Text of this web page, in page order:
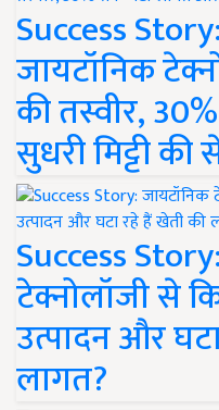
Success
जायटॉनिक
की तस्वीर,
सुधरी मिट्टी की
Success
टेक्नोलॉजी से
उत्पादन और
लागत?